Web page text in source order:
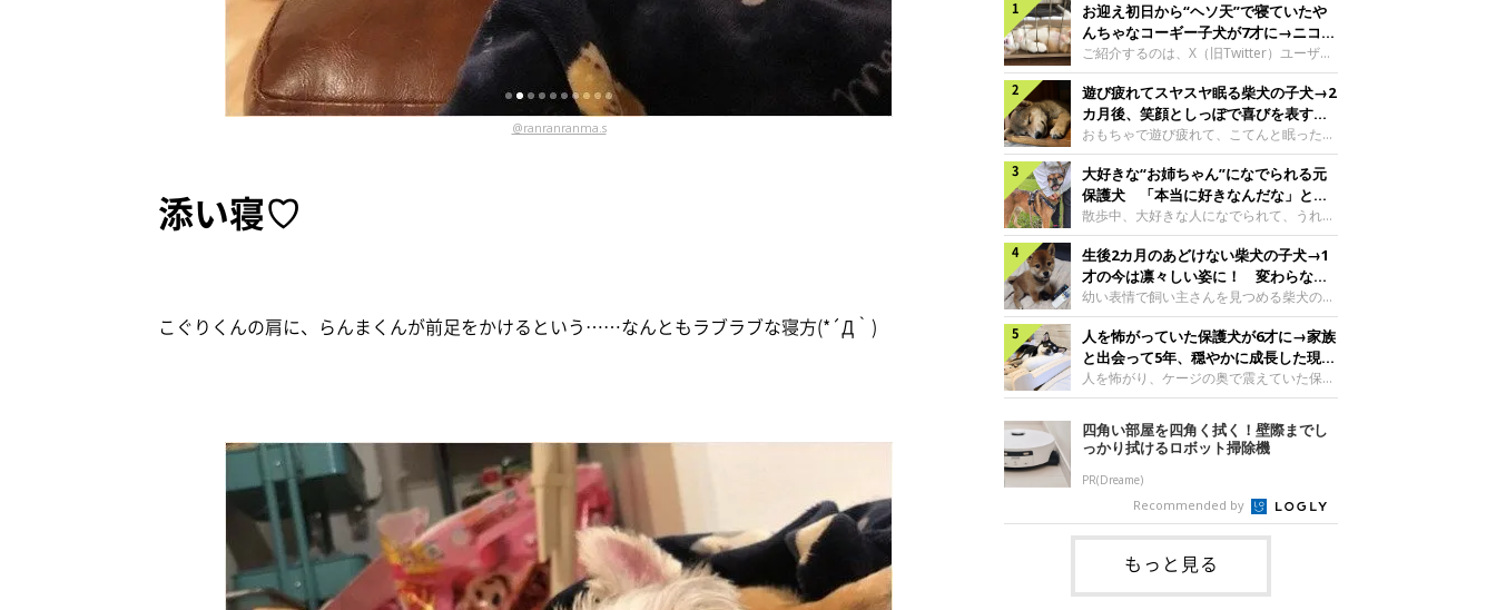
@ranranranma.s
添い寝♡
こぐりくんの肩に、らんまくんが前足をかけるという……なんともラブラブな寝方(*´Д｀)
お迎え初日から“ヘソ天”で寝ていたや
んちゃなコーギー子犬が7才に→ニコニ
コ“コーギースマイル”が魅力のコに成
長！
ご紹介するのは、X（旧Twitter）ユーザー
＠Kus1oKg2vsgdWS2さんの愛犬でウェル
シュ・コーギー・ペンブロークの神楽ちゃ
ん。今年の8月で7才になるという神楽ちゃ
んですが、いったいどんな子犬時代を過ご
したのでしょうか。今回は、神楽ちゃんの
成長を飼い主さんと振り返ります！神楽ち
ゃんの成長について聞いた！お迎えから数
日後の神楽ちゃん（撮影時生後2カ月）＠
Kus1oKg2vsgdWS2――お迎え当初の神楽
ちゃんの様子について教えてください。飼
い主さん： 「お迎え当日から“ヘソ天”で寝
るようなコでし
遊び疲れてスヤスヤ眠る柴犬の子犬→2
カ月後、笑顔としっぽで喜びを表すコ
に成長！
おもちゃで遊び疲れて、こてんと眠った子
犬。あれから2カ月、表情や行動にさまざ
まな変化が見られるようになりました。遊
び疲れて眠る生後2カ月のなっちゃん遊び
疲れた様子のなっちゃん。@Pkndg_紹介
するのは、X（旧Twitter）ユーザー
@Pkndg_さんの愛犬・なっちゃん（取材
時、生後4カ月／柴犬）。こちらの写真
は、なっちゃんが生後2カ月のころに撮影
された一枚です。この日、なっちゃんは家
族と一緒におもちゃで遊んでいました。た
くさん遊んで疲れたのか、その後は眠り始
めたそうです。眠るなっちゃん。
@Pkndg_
大好きな“お姉ちゃん”になでられる元
保護犬 「本当に好きなんだな」と感
じる表情にほっこり
散歩中、大好きな人になでられて、うれし
そうな表情を見せる元保護犬。甘えるよう
な姿に、見ているこちらまでほっこりしま
す。大好きな“お姉ちゃん”に甘える小次郎
くん妹さんになでてもらい、うれしそうな
表情を見せる小次郎くん（2026年6月撮
影）。@mika_Jimmy紹介するのは、X（旧
Twitter）ユーザー@mika_Jimmyさんの愛
犬・小次郎くん（撮影時5才）。こちら
は、飼い主さんの妹さんと一緒に散歩をし
日、飼い主さんは実家から自宅へ帰る途
中、妹さんと公園で待ち合わせ
生後2カ月のあどけない柴犬の子犬→1
才の今は凛々しい姿に！ 変わらない
「くりくりおめめ」にもほっこり
幼い表情で飼い主さんを見つめる柴犬の子
犬。1才を迎えた現在はすっかり成犬らし
くなりましたが、子犬のころから変わらな
いところもあるそうです。家族に迎えたば
かりの小さな慎之介くん生後2カ月の慎之
介くん。@BLACKpurupuru紹介するの
は、X（旧Twitter）ユーザー
@BLACKpurupuruさんの愛犬・慎之介く
ん（取材時1才／柴犬）です。こちらは、
慎之介くんが生後2カ月のころ、家族に迎
えて約2週間後に撮影された一枚。小さな
体とあどけない表情が印象的です。飼い主
さんの夫に抱っこされる慎之介くん。@B
人を怖がっていた保護犬が6才に→家族
と出会って5年、穏やかに成長した現在
の姿にグッとくる
人を怖がり、ケージの奥で震えていた保護
犬。家族と出会って5年、今では笑顔を見
せ、飼い主さんの娘さんにも少しずつ心を
開くようになりました。（写真左から）先
住犬・ライナちゃん、レオナちゃん。
@lina_and_leona紹介するのは、
Instagramユーザー@lina_and_leonaさん
の愛犬・レオナちゃん（取材時6才／柴犬
／写真右）です。穏やかで優しい表情を見
せる今の姿からは想像できませんが、レオ
ナちゃんには悲しい過去があるといいま
す。人が怖くてケージの中で震えていた家
四角い部屋を四角く拭く！壁際までし
っかり拭けるロボット掃除機
PR(Dreame)
Recommended by
もっと見る